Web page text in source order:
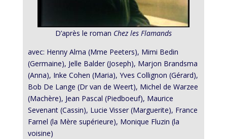
D’après le roman Chez les Flamands
avec: Henny Alma (Mme Peeters), Mimi Bedin
(Germaine), Jelle Balder (Joseph), Marjon Brandsma
(Anna), Inke Cohen (Maria), Yves Collignon (Gérard),
Bob De Lange (Dr van de Weert), Michel de Warzee
(Machère), Jean Pascal (Piedboeuf), Maurice
Sevenant (Cassin), Lucie Visser (Marguerite), France
Farnel (la Mère supérieure), Monique Fluzin (la
voisine)